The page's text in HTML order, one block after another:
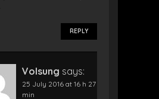
REPLY
Volsung says:
25 July 2016 at 16 h 27
min